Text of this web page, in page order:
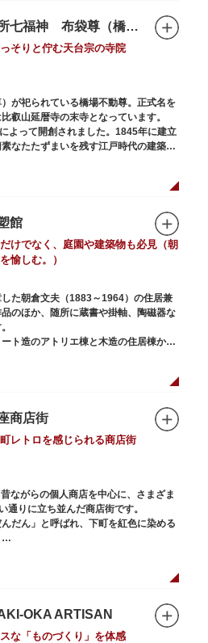
浅草名所七福神 布袋尊（橋場不動尊）
そりと佇む天台宗の寺院
が祀られている橋場不動尊。正式名を
叡山延暦寺の末寺となっています。
よって開創されました。1845年に建立
なたたずまいを残す江戸時代の建築様
二次大戦の戦災でも周辺を災禍から守
呼ばれています。
して参拝する人の目印となったのがこ
に来る人も多いそうです。
祀られています。その姿は肩に袋がな
いもので、古くから庶民に尊信されて
館
けでなく、庭園や建築物も必見（朝
愉しむ。）
た朝倉文夫（1883～1964）の住居兼
のほか、随所に蔵書や掛軸、陶磁器な
ト造のアトリエ棟と木造の住居棟から
調和しています。広く門戸を開放し弟
場としても使われました。巨石と樹木
を中心とした中庭、日本における屋上
いう側面だけでなく、庭園や建築の価
思想の特質である自然観を表す庭園
され、敷地全体が「旧朝倉文夫氏庭
す。
商店街
レトロを感じられる商店街
ながらの個人商店を中心に、さまざま
りに立ち並んだ商店街です。
だん」と呼ばれ、下町を紅色に染める
的に生まれ、現在の近隣型商店街へと
見ることができます。東京の下町レト
んでいます。
OKA ARTISAN
な「ものづくり」を体感